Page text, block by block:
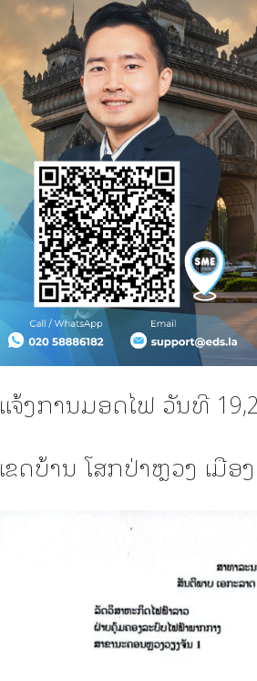
ແຈ້ງການມອດໄຟ ວັນທີ
ເຂດບ້ານ ໂສກປ່າຫຼວງ ເມືອ